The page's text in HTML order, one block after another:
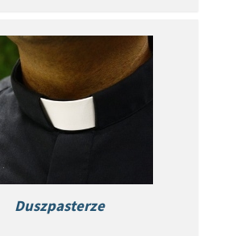
Duszpasterze